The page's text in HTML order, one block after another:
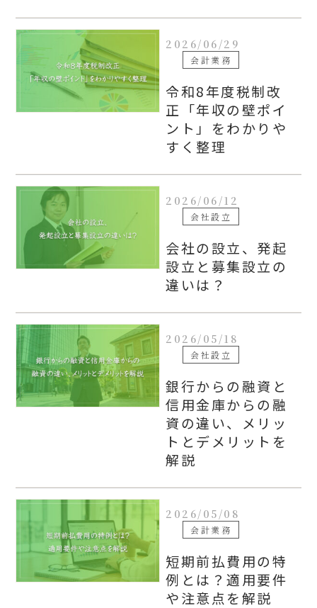
2026/06/29
会計業務
令和8年度税制改
正「年収の壁ポイ
ント」をわかりや
すく整理
2026/06/12
会社設立
会社の設立、発起
設立と募集設立の
違いは？
2026/05/18
会社設立
銀行からの融資と
信用金庫からの融
資の違い、メリッ
トとデメリットを
解説
2026/05/08
会計業務
短期前払費用の特
例とは？適用要件
や注意点を解説